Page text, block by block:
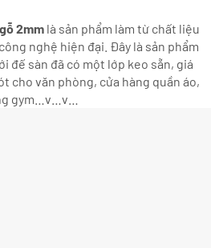
2mm là sản phẩm làm từ chất liệu
nghệ hiện đại. Đây là sản phẩm
đế sàn đã có một lớp keo sẵn, giá
cho văn phòng, cửa hàng quần áo,
gym…v…v…